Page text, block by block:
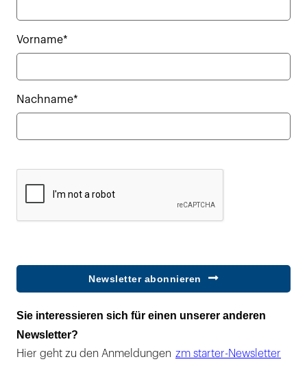
Vorname*
Nachname*
Newsletter abonnieren
Sie interessieren sich für einen unserer anderen
Newsletter?
Hier geht zu den Anmeldungen zm starter-Newsletter